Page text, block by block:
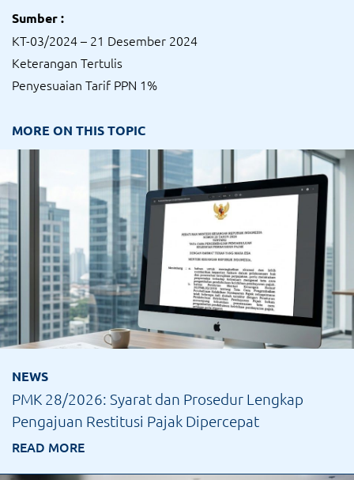
Sumber :
KT-03/2024 – 21 Desember 2024
Keterangan Tertulis
Penyesuaian Tarif PPN 1%
MORE ON THIS TOPIC
NEWS
PMK 28/2026: Syarat dan Prosedur Lengkap
Pengajuan Restitusi Pajak Dipercepat
READ MORE